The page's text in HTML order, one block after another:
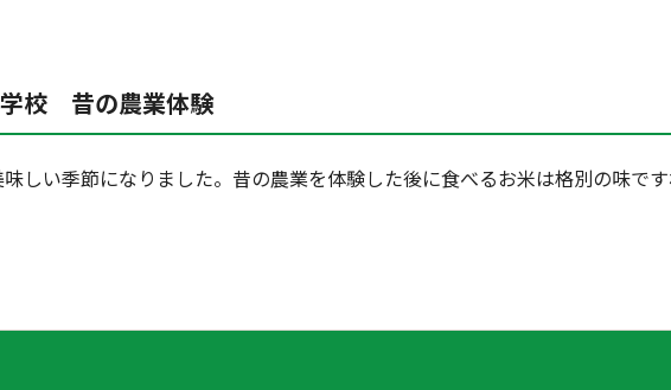
校 昔の農業体験
しい季節になりました。昔の農業を体験した後に食べるお米は格別の味です